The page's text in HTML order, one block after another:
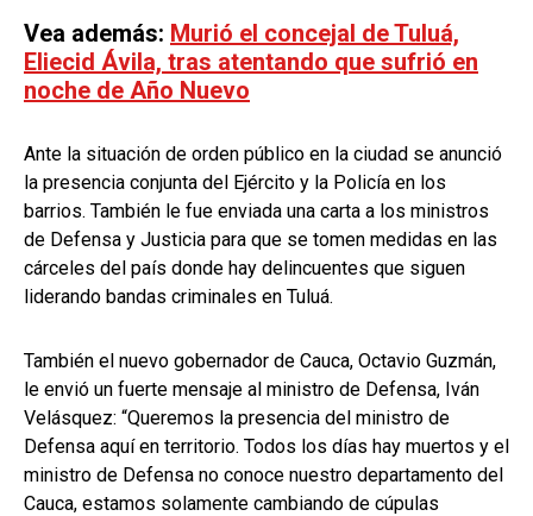
Vea además: Murió el concejal de Tuluá,
Eliecid Ávila, tras atentando que sufrió en
noche de Año Nuevo
Ante la situación de orden público en la ciudad se anunció
la presencia conjunta del Ejército y la Policía en los
barrios. También le fue enviada una carta a los ministros
de Defensa y Justicia para que se tomen medidas en las
cárceles del país donde hay delincuentes que siguen
liderando bandas criminales en Tuluá.
También el nuevo gobernador de Cauca, Octavio Guzmán,
le envió un fuerte mensaje al ministro de Defensa, Iván
Velásquez: “Queremos la presencia del ministro de
Defensa aquí en territorio. Todos los días hay muertos y el
ministro de Defensa no conoce nuestro departamento del
Cauca, estamos solamente cambiando de cúpulas